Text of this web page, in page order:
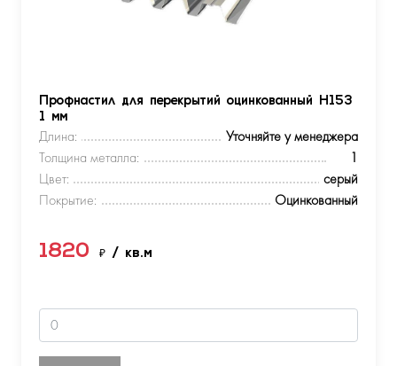
Профнастил для перекрытий оцинкованный Н153
1 мм
Длина:
Уточняйте у менеджера
Толщина металла:
1
Цвет:
серый
Покрытие:
Оцинкованный
1820 ₽ / кв.м